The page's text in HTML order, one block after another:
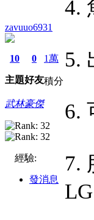
zavuuo6931
10
主題
0
好友
1萬
積分
武林豪傑
經驗:
發消息
4.
5.
6.
7.